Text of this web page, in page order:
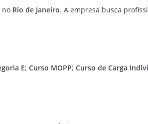
no Rio de Janeiro. A empresa busca
E; Curso MOPP; Curso de Carga